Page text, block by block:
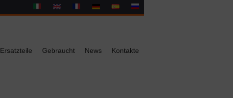
Ersatzteile Gebraucht News Kontakte